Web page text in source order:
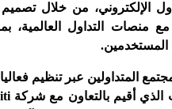
الإلكتروني، من خلال
مع منصات التداول العالمية،
المستخدمين.
المتداولين عبر تنظيم